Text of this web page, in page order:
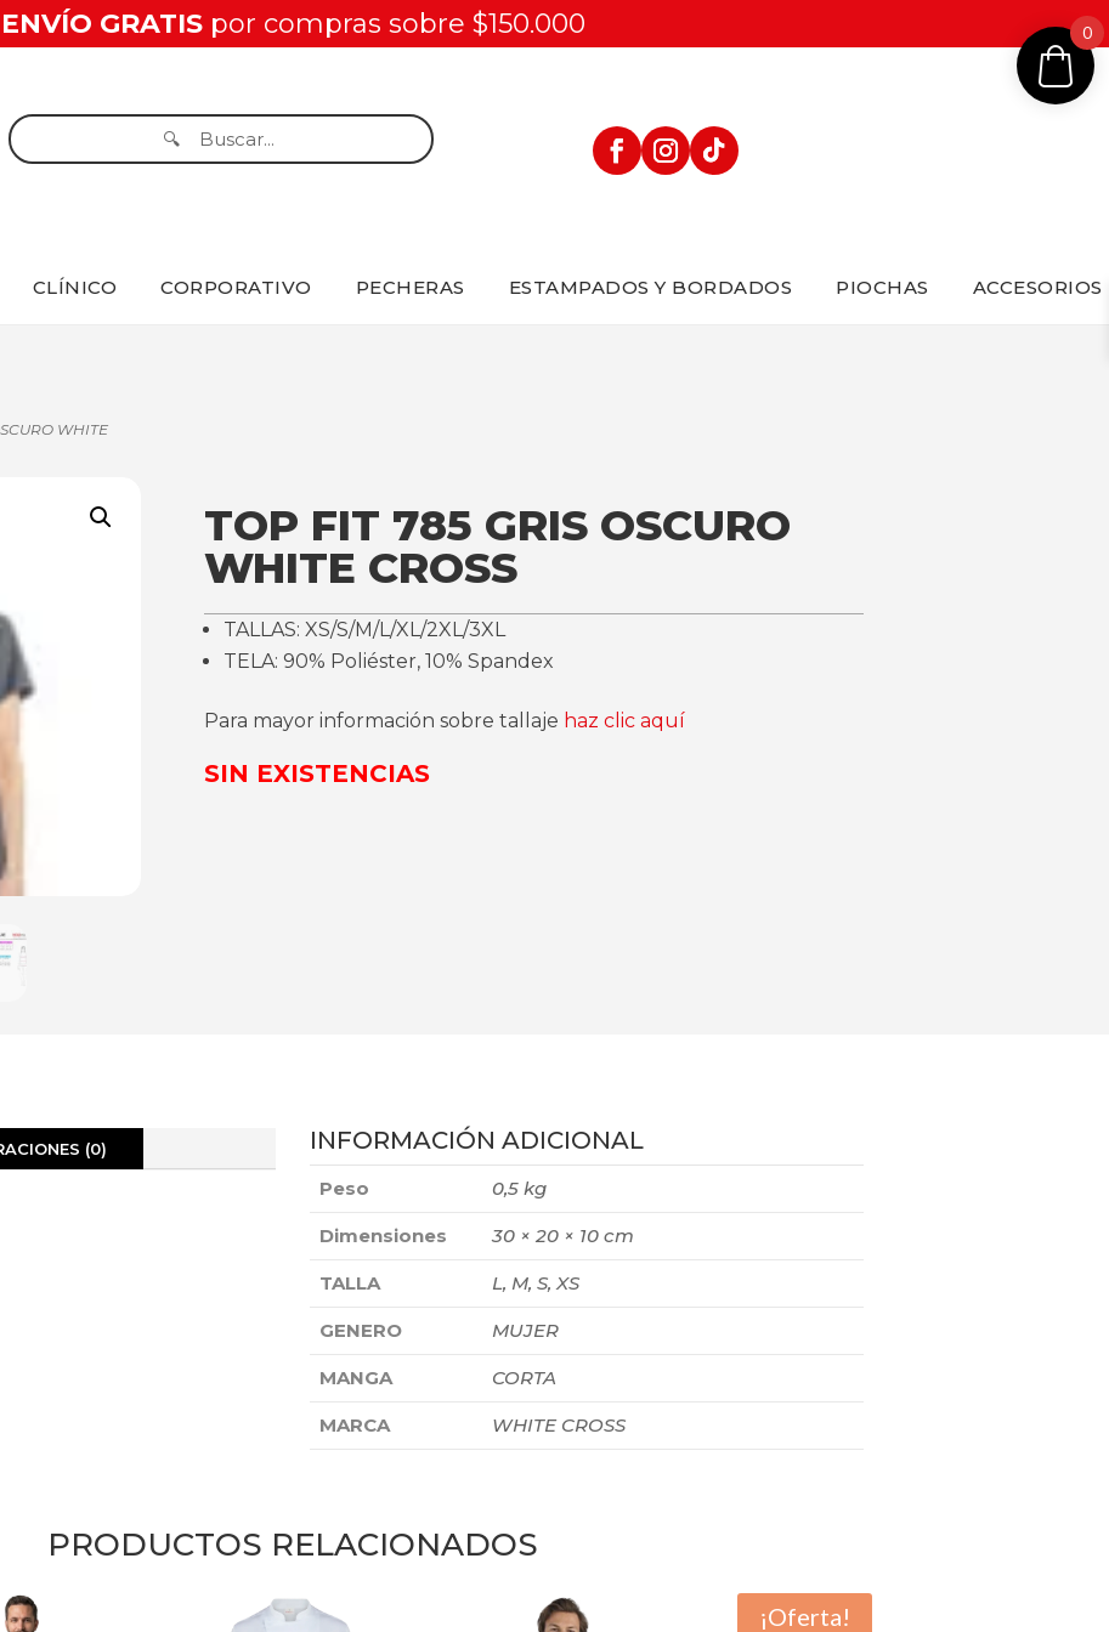
ENVÍO GRATISpor compras sobre $150.000
CLÍNICO CORPORATIVO PECHERAS ESTAMPADOS Y BORDADOS PIOCHAS ACCESORIOS
WHITE
TOP FIT 785 GRIS OSCURO
WHITE CROSS
TALLAS: XS/S/M/L/XL/2XL/3XL
TELA: 90% Poliéster, 10% Spandex
Para mayor información sobre tallaje haz clic aquí
SIN EXISTENCIAS
(0) INFORMACIÓN ADICIONAL
Peso 0,5 kg
Dimensiones 30 × 20 × 10 cm
TALLA L, M, S, XS
GENERO MUJER
MANGA CORTA
MARCA WHITE CROSS
PRODUCTOS RELACIONADOS
¡Oferta!
0